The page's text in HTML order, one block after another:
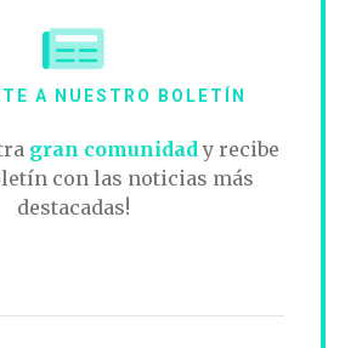
A NUESTRO BOLETÍN
gran comunidady recibe
con las noticias más
destacadas!